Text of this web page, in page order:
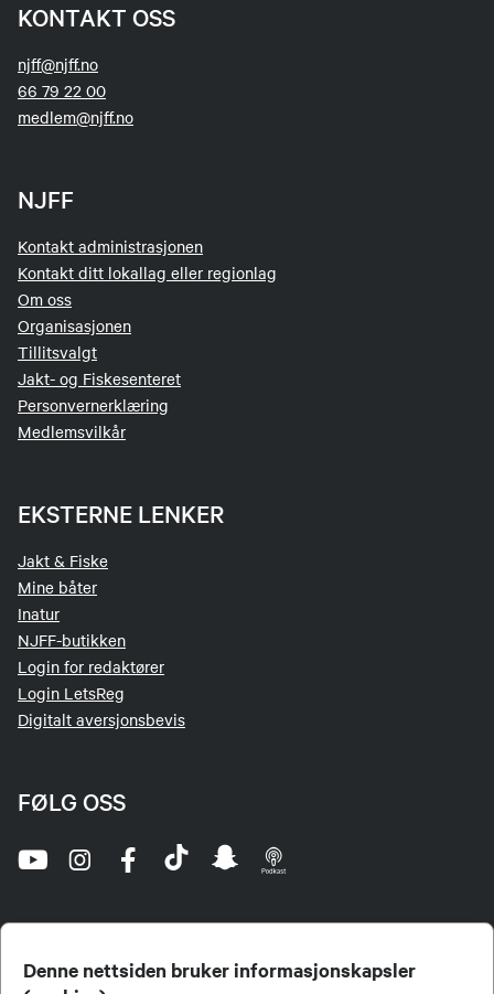
Denne nettsiden bruker informasjonskapsler
KONTAKT OSS
njff@njff.no
66 79 22 00
medlem@njff.no
NJFF
Kontakt administrasjonen
Kontakt ditt lokallag eller regionlag
Om oss
Organisasjonen
Tillitsvalgt
Jakt- og Fiskesenteret
Personvernerklæring
Medlemsvilkår
EKSTERNE LENKER
Jakt & Fiske
Mine båter
Inatur
NJFF-butikken
Login for redaktører
Login LetsReg
Digitalt aversjonsbevis
FØLG OSS